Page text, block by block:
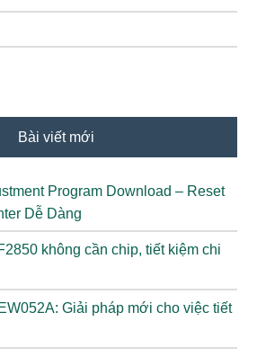
Bài viết mới
Program Download – Reset
Dễ Dàng
không cần chip, tiết kiệm chi
Giải pháp mới cho việc tiết